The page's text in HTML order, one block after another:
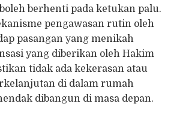
berhenti pada ketukan palu.
pengawasan rutin oleh
pasangan yang menikah
yang diberikan oleh Hakim
tidak ada kekerasan atau
di dalam rumah
dibangun di masa depan.